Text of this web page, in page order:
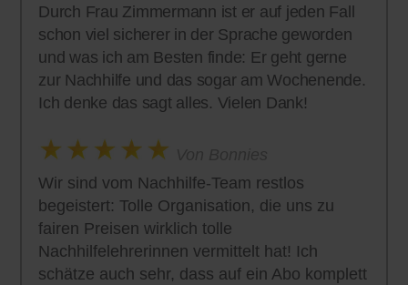
Durch Frau Zimmermann ist er auf jeden Fall
schon viel sicherer in der Sprache geworden
und was ich am Besten finde: Er geht gerne
zur Nachhilfe und das sogar am Wochenende.
Ich denke das sagt alles. Vielen Dank!
Wir sind vom Nachhilfe-Team restlos
begeistert: Tolle Organisation, die uns zu
fairen Preisen wirklich tolle
Nachhilfelehrerinnen vermittelt hat! Ich
schätze auch sehr, dass auf ein Abo komplett